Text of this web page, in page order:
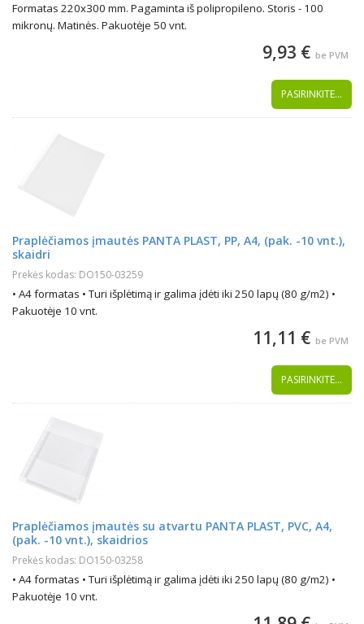
Formatas 220x300 mm. Pagaminta iš polipropileno. Storis - 100
mikronų. Matinės. Pakuotėje 50 vnt.
9,93 € be PVM
PASIRINKITE...
Praplėčiamos įmautės PANTA PLAST, PP, A4, (pak. -10 vnt.),
skaidri
Prekės kodas: DO150-03259
• A4 formatas • Turi išplėtimą ir galima įdėti iki 250 lapų (80 g/m2) •
Pakuotėje 10 vnt.
11,11 € be PVM
PASIRINKITE...
Praplėčiamos įmautės su atvartu PANTA PLAST, PVC, A4,
(pak. -10 vnt.), skaidrios
Prekės kodas: DO150-03258
• A4 formatas • Turi išplėtimą ir galima įdėti iki 250 lapų (80 g/m2) •
Pakuotėje 10 vnt.